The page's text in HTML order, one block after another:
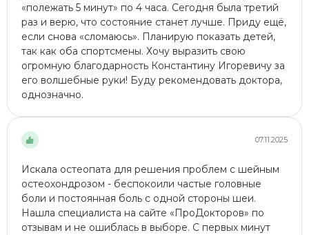
«полежать 5 минут» по 4 часа. Сегодня была третий
раз и верю, что состояние станет лучше. Приду ещё,
если снова «сломаюсь». Планирую показать детей,
так как оба спортсмены. Хочу выразить свою
огромную благодарность Константину Игоревичу за
его волшебные руки! Буду рекомендовать доктора,
однозначно.
07.11.2025
Искала остеопата для решения проблем с шейным
остеохондрозом​ - беспокоили частые головные
боли и постоянная боль с одной стороны шеи.
Нашла специалиста на сайте «ПроДокторов» по
отзывам и не ошиблась в выборе. С первых минут